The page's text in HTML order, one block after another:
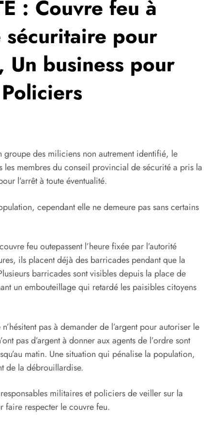
: Couvre feu à
sécuritaire pour
Un business pour
groupe des miliciens non autrement identifié, le
membres du conseil provincial de sécurité a pris la
l’arrêt à toute éventualité.
cependant elle ne demeure pas sans certains
feu outepassent l’heure fixée par l’autorité
ils placent déjà des barricades pendant que la
barricades sont visibles depuis la place de
un embouteillage qui retardé les paisibles citoyens
pas à demander de l’argent pour autoriser le
pas d’argent à donner aux agents de l’ordre sont
matin. Une situation qui pénalise la population,
de la débrouillardise.
militaires et policiers de veiller sur la
faire respecter le couvre feu.